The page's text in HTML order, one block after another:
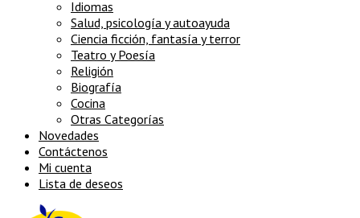
Idiomas
Salud, psicología y autoayuda
Ciencia ficción, fantasía y terror
Teatro y Poesía
Religión
Biografía
Cocina
Otras Categorías
Novedades
Contáctenos
Mi cuenta
Lista de deseos